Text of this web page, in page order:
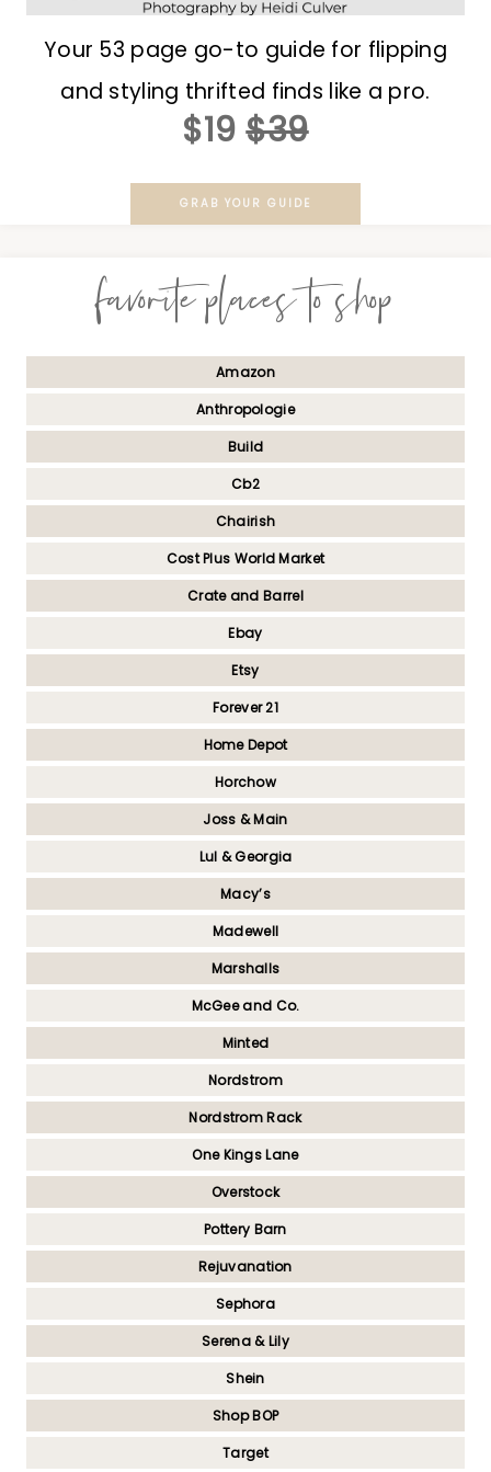
Your 53 page go-to guide for flipping
and styling thrifted finds like a pro.
$19 $39
GRAB YOUR GUIDE
favorite places to shop
Amazon
Anthropologie
Build
Cb2
Chairish
Cost Plus World Market
Crate and Barrel
Ebay
Etsy
Forever 21
Home Depot
Horchow
Joss & Main
Lul & Georgia
Macy’s
Madewell
Marshalls
McGee and Co.
Minted
Nordstrom
Nordstrom Rack
One Kings Lane
Overstock
Pottery Barn
Rejuvanation
Sephora
Serena & Lily
Shein
Shop BOP
Target